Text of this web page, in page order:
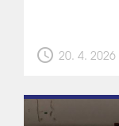
schedule 20. 4. 2026